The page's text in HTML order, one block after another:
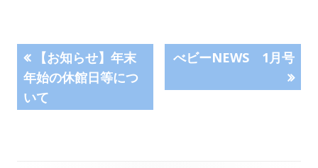
投
稿
前
の
記
【お知らせ】年末
年始の休館日等につ
いて
次
べビーNEWS 1月号